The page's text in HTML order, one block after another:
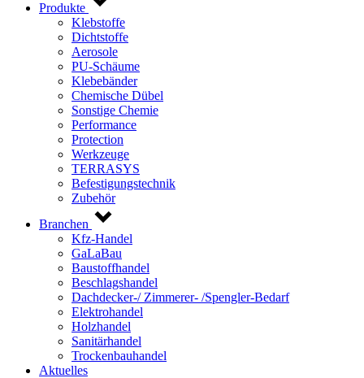
Produkte
Klebstoffe
Dichtstoffe
Aerosole
PU-Schäume
Klebebänder
Chemische Dübel
Sonstige Chemie
Performance
Protection
Werkzeuge
TERRASYS
Befestigungstechnik
Zubehör
Branchen
Kfz-Handel
GaLaBau
Baustoffhandel
Beschlagshandel
Dachdecker-/ Zimmerer- /Spengler-Bedarf
Elektrohandel
Holzhandel
Sanitärhandel
Trockenbauhandel
Aktuelles